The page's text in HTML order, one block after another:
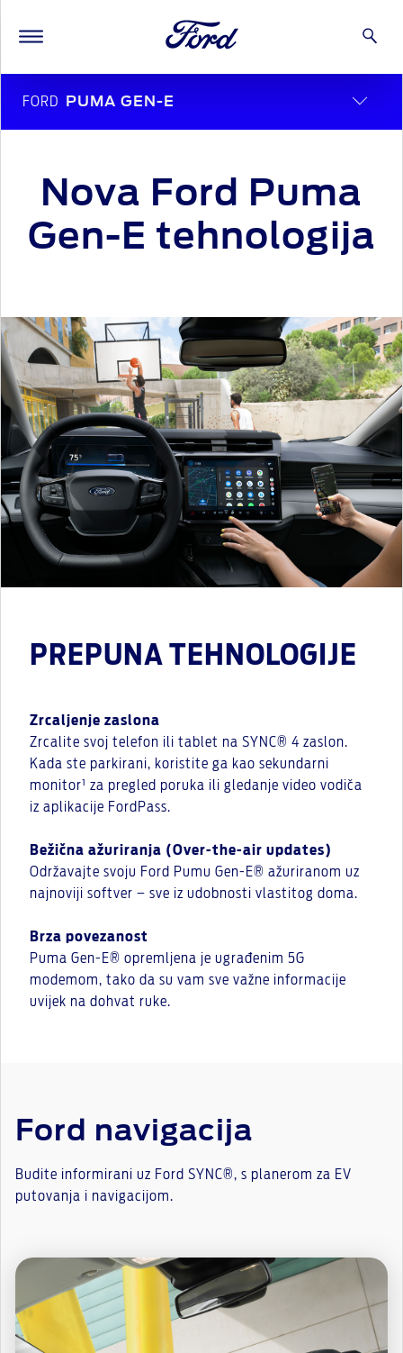
FORD PUMA GEN-E
Nova Ford Puma
Gen-E tehnologija
PREPUNA TEHNOLOGIJE
Zrcaljenje zaslona
Zrcalite svoj telefon ili tablet na SYNC® 4 zaslon.
Kada ste parkirani, koristite ga kao sekundarni
monitor¹ za pregled poruka ili gledanje video vodiča
iz aplikacije FordPass.
Bežična ažuriranja (Over-the-air updates)
Održavajte svoju Ford Pumu Gen-E® ažuriranom uz
najnoviji softver – sve iz udobnosti vlastitog doma.
Brza povezanost
Puma Gen-E® opremljena je ugrađenim 5G
modemom, tako da su vam sve važne informacije
uvijek na dohvat ruke.
Ford navigacija
Budite informirani uz Ford SYNC®, s planerom za EV
putovanja i navigacijom.